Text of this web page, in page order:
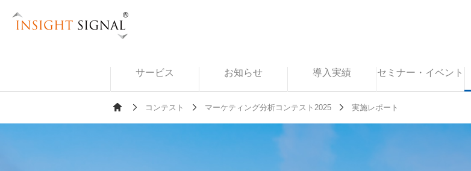
サービス お知らせ 導入実績 セミナー・イベント
コンテスト マーケティング分析コンテスト2025 実施レポート